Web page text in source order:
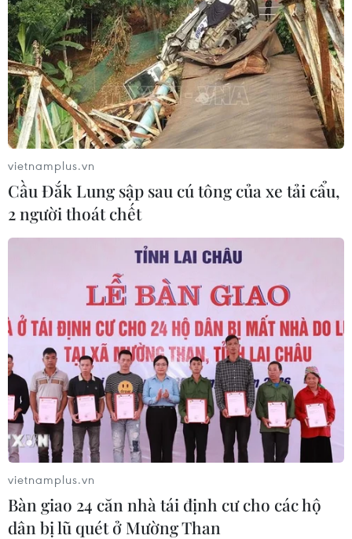
vietnamplus.vn
Cầu Đắk Lung sập sau cú tông của xe tải cẩu,
2 người thoát chết
vietnamplus.vn
Bàn giao 24 căn nhà tái định cư cho các hộ
dân bị lũ quét ở Mường Than